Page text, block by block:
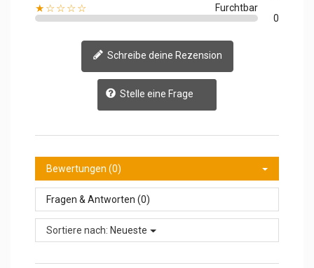
★☆☆☆☆
Furchtbar
0
Schreibe deine Rezension
Stelle eine Frage
Bewertungen (0)
Fragen & Antworten (0)
Sortiere nach: Neueste